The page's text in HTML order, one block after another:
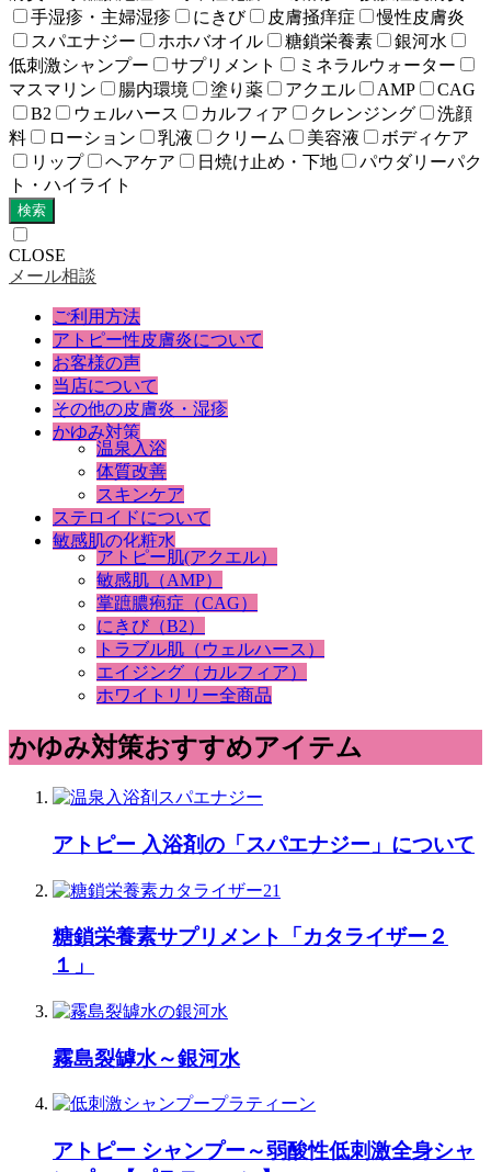
手湿疹・主婦湿疹
にきび 皮膚掻痒症
慢性皮膚炎
スパエナジー
ホホバオイル 糖鎖栄養素
銀河水
低刺激シャンプー
サプリメント
ミネラルウォーター
マスマリン
腸内環境 塗り薬 アクエル AMP
CAG
B2
ウェルハース カルフィア クレンジング
洗顔
料
ローション 乳液 クリーム 美容液
ボディケア
リップ
ヘアケア 日焼け止め・下地
パウダリーパク
ト・ハイライト
検索
CLOSE
メール相談
ご利用方法
アトピー性皮膚炎について
お客様の声
当店について
その他の皮膚炎・湿疹
かゆみ対策
温泉入浴
体質改善
スキンケア
ステロイドについて
敏感肌の化粧水
アトピー肌(アクエル）
敏感肌（AMP）
掌蹠膿疱症（CAG）
にきび（B2）
トラブル肌（ウェルハース）
エイジング（カルフィア）
ホワイトリリー全商品
かゆみ対策おすすめアイテム
アトピー 入浴剤の「スパエナジー」について
糖鎖栄養素サプリメント「カタライザー２
１」
霧島裂罅水～銀河水
アトピー シャンプー～弱酸性低刺激全身シャ